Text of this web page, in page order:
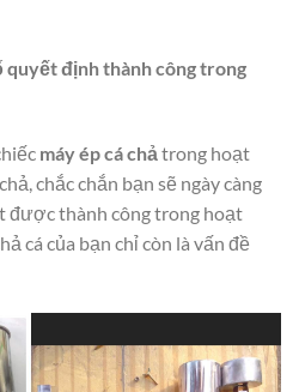
quyết định thành công trong
máy ép cá chảtrong hoạt
chắc chắn bạn sẽ ngày càng
được thành công trong hoạt
cá của bạn chỉ còn là vấn đề